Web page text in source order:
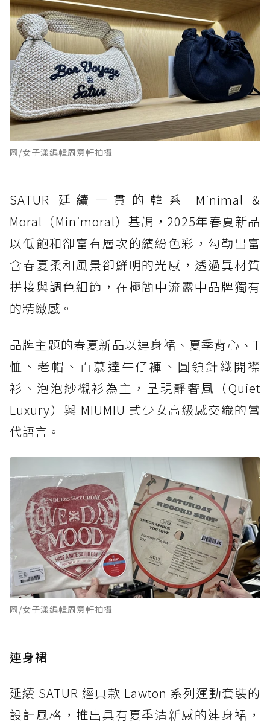
圖/女子漾編輯周意軒拍攝
SATUR 延續一貫的韓系 Minimal &
Moral（Minimoral）基調，2025年春夏新品
以低飽和卻富有層次的繽紛色彩，勾勒出富
含春夏柔和風景卻鮮明的光感，透過異材質
拼接與調色細節，在極簡中流露中品牌獨有
的精緻感。
品牌主題的春夏新品以連身裙、夏季背心、T
恤、老帽、百慕達牛仔褲、圓領針織開襟
衫、泡泡紗襯衫為主，呈現靜奢風（Quiet
Luxury）與 MIUMIU 式少女高級感交織的當
代語言。
圖/女子漾編輯周意軒拍攝
連身裙
延續 SATUR 經典款 Lawton 系列運動套裝的
設計風格，推出具有夏季清新感的連身裙，